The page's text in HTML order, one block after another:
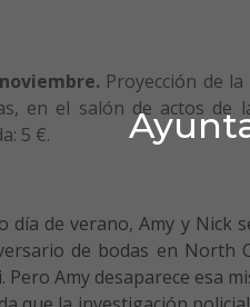
Proyección de la
en el salón de actos de
5 €.
día de verano, Amy y Nick
de bodas en North
Pero Amy desaparece esa